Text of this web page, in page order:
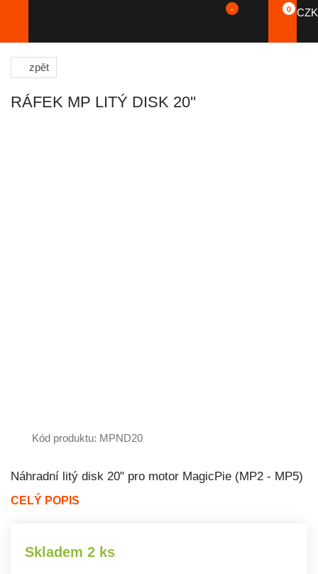
- 0 CZK
zpět
RÁFEK MP LITÝ DISK 20''
Kód produktu: MPND20
Náhradní litý disk 20" pro motor MagicPie (MP2 - MP5)
CELÝ POPIS
Skladem 2 ks